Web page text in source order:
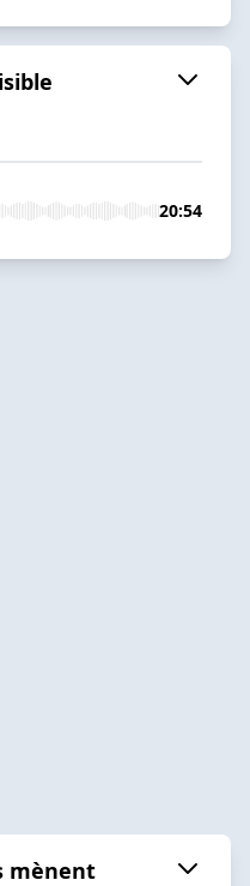
20:54
mènent